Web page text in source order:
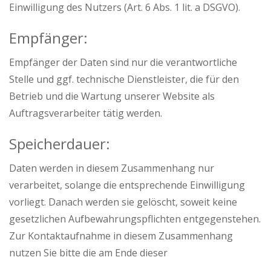
Einwilligung des Nutzers (Art. 6 Abs. 1 lit. a DSGVO).
Empfänger:
Empfänger der Daten sind nur die verantwortliche
Stelle und ggf. technische Dienstleister, die für den
Betrieb und die Wartung unserer Website als
Auftragsverarbeiter tätig werden.
Speicherdauer:
Daten werden in diesem Zusammenhang nur
verarbeitet, solange die entsprechende Einwilligung
vorliegt. Danach werden sie gelöscht, soweit keine
gesetzlichen Aufbewahrungspflichten entgegenstehen.
Zur Kontaktaufnahme in diesem Zusammenhang
nutzen Sie bitte die am Ende dieser